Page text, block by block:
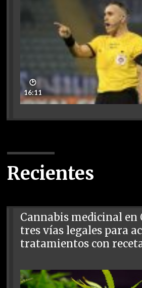
🕑
16:11
Recientes
Cannabis medicinal en
tres vías legales para
tratamientos con